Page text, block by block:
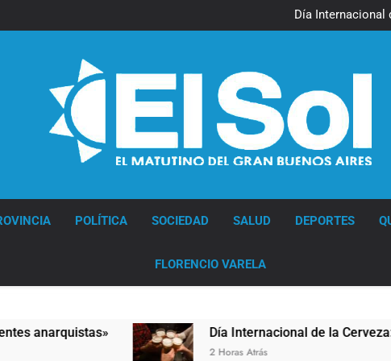
Día Internacional
El frío polar se instala
Día
El frío polar se instala
El Senado aprobó la ley
POLÍTICA SOCIEDAD SALUD DEPORTES
FLORENCIO VARELA
Día Internacional de la Cerveza: los
2 Horas Atrás